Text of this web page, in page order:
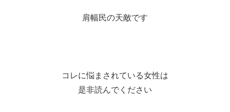
肩幅民の天敵です
コレに悩まされている女性は
是非読んでください